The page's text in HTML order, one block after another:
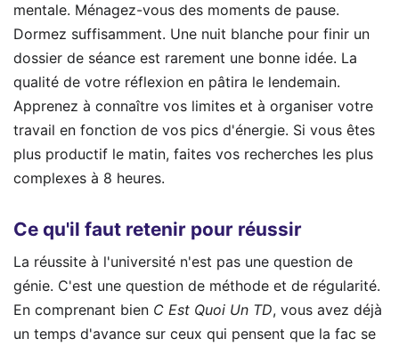
mentale. Ménagez-vous des moments de pause.
Dormez suffisamment. Une nuit blanche pour finir un
dossier de séance est rarement une bonne idée. La
qualité de votre réflexion en pâtira le lendemain.
Apprenez à connaître vos limites et à organiser votre
travail en fonction de vos pics d'énergie. Si vous êtes
plus productif le matin, faites vos recherches les plus
complexes à 8 heures.
Ce qu'il faut retenir pour réussir
La réussite à l'université n'est pas une question de
génie. C'est une question de méthode et de régularité.
En comprenant bien C Est Quoi Un TD, vous avez déjà
un temps d'avance sur ceux qui pensent que la fac se